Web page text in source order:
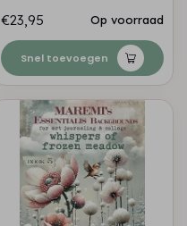
€23,95 Op voorraad
Snel toevoegen